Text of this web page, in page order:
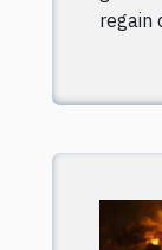
regain